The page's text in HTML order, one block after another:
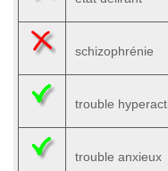
schizophrénie
trouble
trouble anxieux